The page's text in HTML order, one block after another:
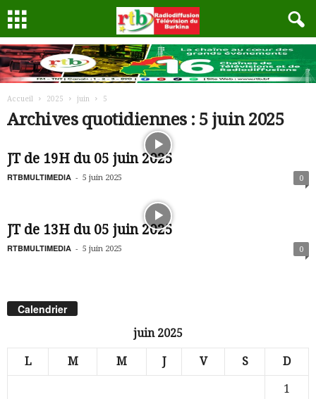
Accueil 2025 juin 5
Archives quotidiennes : 5 juin 2025
JT de 19H du 05 juin 2025
RTBMULTIMEDIA - 5 juin 2025 0
JT de 13H du 05 juin 2025
RTBMULTIMEDIA - 5 juin 2025 0
Calendrier
juin 2025
L M M J V S D
1